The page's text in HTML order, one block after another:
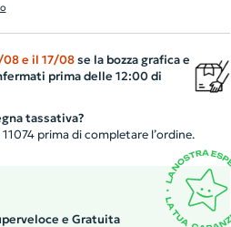
alla moda. Il bambù, materiale
leggere variazioni di colore,
donando unicità ad ogni pezzo.
tuo brand con la nostra scelta di
08 e il 17/08se la bozza grafica e
prima delle 12:00 di
tassativa?
prima di completare l’ordine.
e Gratuita